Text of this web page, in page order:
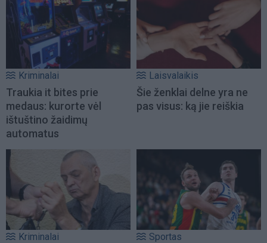
Kriminalai
Traukia it bites prie
medaus: kurorte vėl
ištuštino žaidimų
automatus
Laisvalaikis
Šie ženklai delne yra ne
pas visus: ką jie reiškia
Kriminalai Sportas